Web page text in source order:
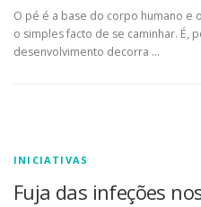
O pé é a base do corpo humano e
o simples facto de se caminhar. É,
desenvolvimento decorra …
INICIATIVAS
Fuja das infeções